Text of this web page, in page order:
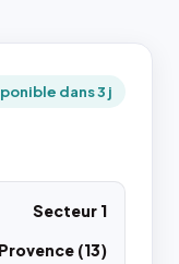
dans 3 j
Secteur 1
(13)